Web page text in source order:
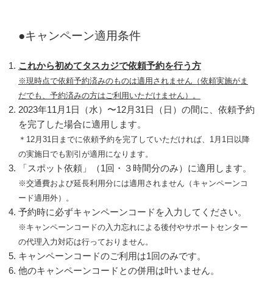
●キャンペーン適用条件
これから初めてタスカジで依頼予約を行う方
※現時点で依頼予約済みのものは適用されません（依頼実施がま
だでも、予約済みの方はご利用いただけません）。
2023年11月1日（水）〜12月31日（日）の間に、依頼予約
を完了した場合に適用します。
＊12月31日までに依頼予約を完了していただければ、1月1日以降
の実施日でも割引が適用になります。
「スポット依頼」（1回・３時間分のみ）に適用します。
※交通費および延長利用分には適用されません（キャンペーンコ
ード適用外）。
予約時に必ずキャンペーンコードを入力してください。
※ キャンペーンコードの入力忘れによる後付やサポートセンター
の代理入力対応は行っておりません。
キャンペーンコードのご利用は1回のみです。
他のキャンペーンコードとの併用は叶いません。